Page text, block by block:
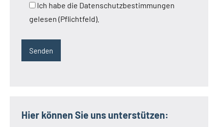
Ich habe die Datenschutzbestimmungen
gelesen (Pflichtfeld).
Hier können Sie uns unterstützen: